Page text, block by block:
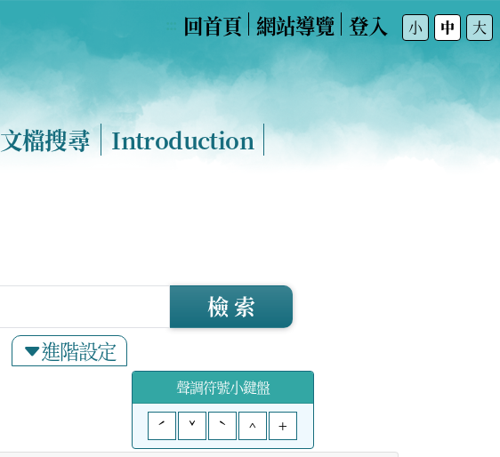
回首頁 網站導覽 登入 小 中 大
文檔搜尋 Introduction
進階設定
檢 索
聲調符號小鍵盤
ˊ
ˇ ˋ ^ +